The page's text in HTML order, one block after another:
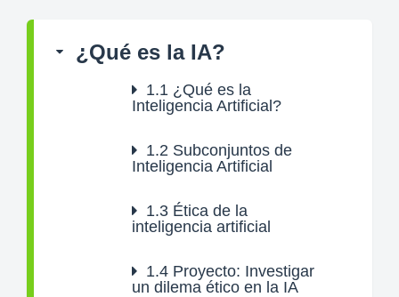
¿Qué es la IA?
1.1 ¿Qué es la
Inteligencia Artificial?
1.2 Subconjuntos de
Inteligencia Artificial
1.3 Ética de la
inteligencia artificial
1.4 Proyecto: Investigar
un dilema ético en la IA